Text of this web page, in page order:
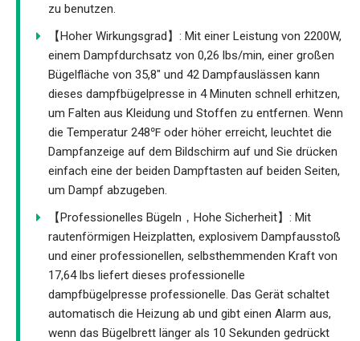
zu benutzen.
【Hoher Wirkungsgrad】: Mit einer Leistung von 2200W,
einem Dampfdurchsatz von 0,26 lbs/min, einer großen
Bügelfläche von 35,8" und 42 Dampfauslässen kann
dieses dampfbügelpresse in 4 Minuten schnell erhitzen,
um Falten aus Kleidung und Stoffen zu entfernen. Wenn
die Temperatur 248℉ oder höher erreicht, leuchtet die
Dampfanzeige auf dem Bildschirm auf und Sie drücken
einfach eine der beiden Dampftasten auf beiden Seiten,
um Dampf abzugeben.
【Professionelles Bügeln，Hohe Sicherheit】: Mit
rautenförmigen Heizplatten, explosivem Dampfausstoß
und einer professionellen, selbsthemmenden Kraft von
17,64 lbs liefert dieses professionelle
dampfbügelpresse professionelle. Das Gerät schaltet
automatisch die Heizung ab und gibt einen Alarm aus,
wenn das Bügelbrett länger als 10 Sekunden gedrückt